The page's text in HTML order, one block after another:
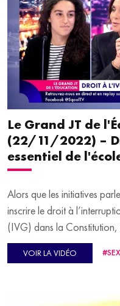
Le Grand JT de
(22/11/2022) –
essentiel de
Alors que les initiatives
inscrire le droit à
(IVG) dans la Constitution,
simple d'avorter aujourd'hui
Comment le vivent les
fondatrice et directrice de
VOIR LA VIDÉO